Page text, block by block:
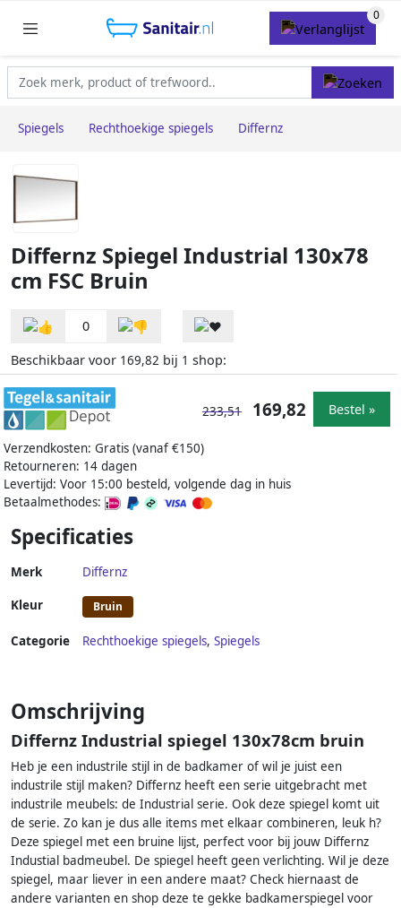
Spiegels Rechthoekige spiegels Differnz
Differnz Spiegel Industrial 130x78
cm FSC Bruin
0
Beschikbaar voor 169,82 bij 1 shop:
Verzendkosten: Gratis (vanaf €150)
Retourneren: 14 dagen
Levertijd: Voor 15:00 besteld, volgende dag in huis
Betaalmethodes:
233,51 169,82 Bestel »
Specificaties
Merk Differnz
Kleur Bruin
Categorie Rechthoekige spiegels, Spiegels
Omschrijving
Differnz Industrial spiegel 130x78cm bruin
Heb je een industrile stijl in de badkamer of wil je juist een
industrile stijl maken? Differnz heeft een serie uitgebracht met
industrile meubels: de Industrial serie. Ook deze spiegel komt uit
de serie. Zo kan je dus alle items met elkaar combineren, leuk h?
Deze spiegel met een bruine lijst, perfect voor bij jouw Differnz
Industial badmeubel. De spiegel heeft geen verlichting. Wil je deze
spiegel, maar liever in een andere maat? Check hiernaast de
andere varianten en shop deze te gekke badkamerspiegel voor